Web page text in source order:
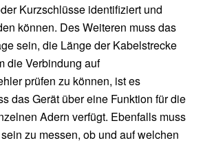
Kurzschlüsse identifiziert und
können. Des Weiteren muss das
sein, die Länge der Kabelstrecke
die Verbindung auf
prüfen zu können, ist es
das Gerät über eine Funktion für die
Adern verfügt. Ebenfalls muss
zu messen, ob und auf welchen